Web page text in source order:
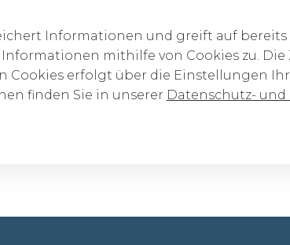
das sich aus der Art der Arbeiten
ergebenden Richtlinie, die
– keine grundlegende Bedeutung habe.
konnte das Argument der Kanzlei
Jahre beträgt.
Informationen und greift auf bereits
mithilfe von Cookies zu.
Cookies erfolgt über die Einstellungen
finden Sie in unserer Datenschutz- und